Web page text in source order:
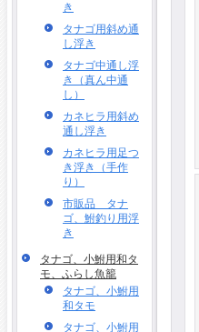
き
タナゴ用斜め通
し浮き
タナゴ中通し浮
き（真ん中通
し）
カネヒラ用斜め
通し浮き
カネヒラ用足つ
き浮き（手作
り）
市販品 タナ
ゴ、鮒釣り用浮
き
タナゴ、小鮒用和タ
モ、ふらし魚籠
タナゴ、小鮒用
和タモ
タナゴ、小鮒用